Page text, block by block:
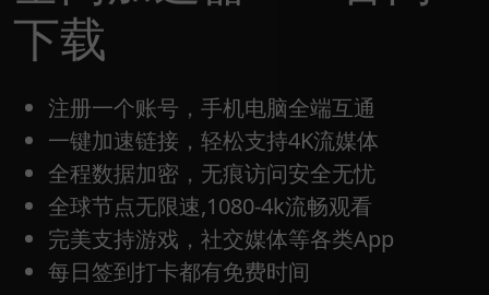
下载
注册一个账号，手机电脑全端互通
一键加速链接，轻松支持4K流媒体
全程数据加密，无痕访问安全无忧
全球节点无限速,1080-4k流畅观看
完美支持游戏，社交媒体等各类App
每日签到打卡都有免费时间